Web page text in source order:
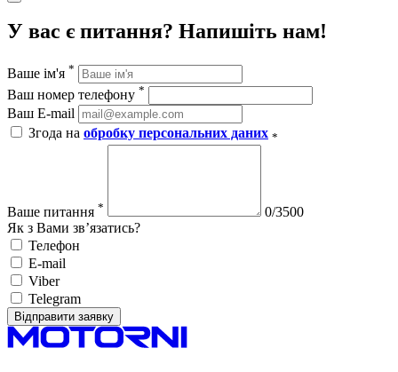
У вас є питання? Напишіть нам!
Ваше ім'я *
Ваш номер телефону *
Ваш E-mail
Згода на обробку персональних даних *
Ваше питання *
0/3500
Як з Вами зв’язатись?
Телефон
E-mail
Viber
Telegram
Відправити заявку